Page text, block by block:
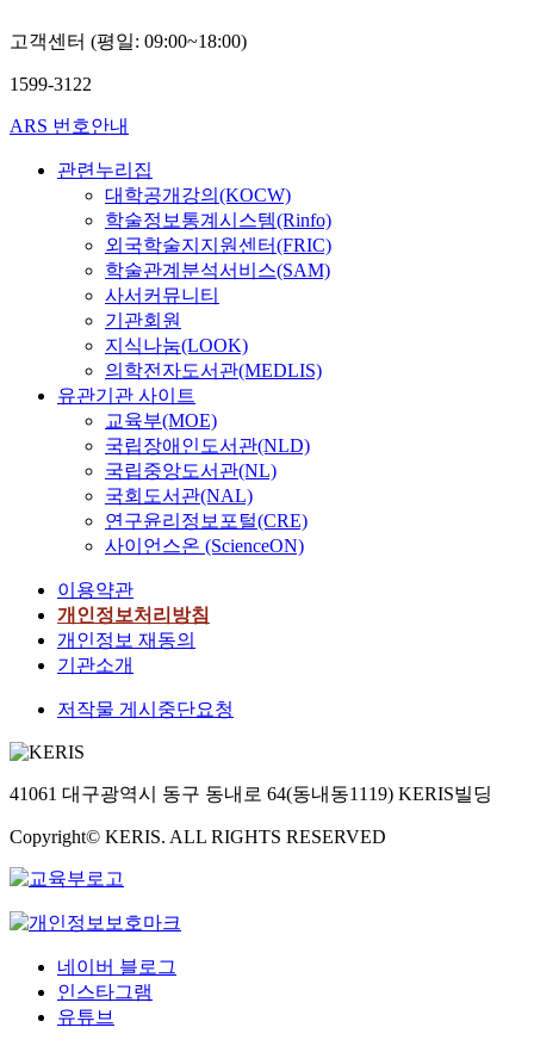
고객센터 (평일: 09:00~18:00)
1599-3122
ARS 번호안내
관련누리집
대학공개강의(KOCW)
학술정보통계시스템(Rinfo)
외국학술지지원센터(FRIC)
학술관계분석서비스(SAM)
사서커뮤니티
기관회원
지식나눔(LOOK)
의학전자도서관(MEDLIS)
유관기관 사이트
교육부(MOE)
국립장애인도서관(NLD)
국립중앙도서관(NL)
국회도서관(NAL)
연구윤리정보포털(CRE)
사이언스온 (ScienceON)
이용약관
개인정보처리방침
개인정보 재동의
기관소개
저작물 게시중단요청
41061 대구광역시 동구 동내로 64(동내동1119) KERIS빌딩
Copyright© KERIS. ALL RIGHTS RESERVED
네이버 블로그
인스타그램
유튜브